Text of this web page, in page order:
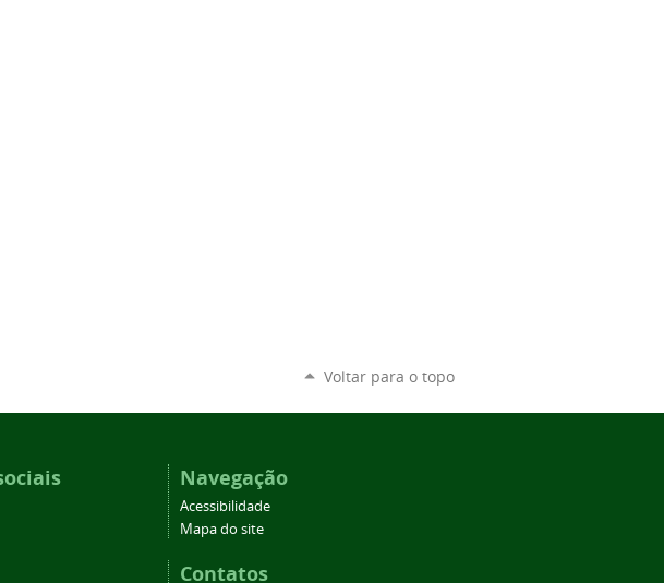
Voltar para o topo
Navegação
Acessibilidade
Mapa do site
Contatos